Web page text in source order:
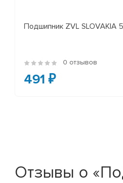
Подшипник ZVL SLOVAKIA
0 отзывов
491 ₽
Отзывы о